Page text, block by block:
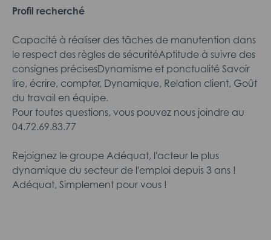
Profil recherché
Capacité à réaliser des tâches de manutention dans
le respect des règles de sécuritéAptitude à suivre des
consignes précisesDynamisme et ponctualité Savoir
lire, écrire, compter, Dynamique, Relation client, Goût
du travail en équipe.
Pour toutes questions, vous pouvez nous joindre au
04.72.69.83.77
Rejoignez le groupe Adéquat, l'acteur le plus
dynamique du secteur de l'emploi depuis 3 ans !
Adéquat, Simplement pour vous !